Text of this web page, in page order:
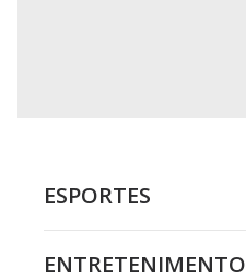
ESPORTES
ENTRETENIMENTO